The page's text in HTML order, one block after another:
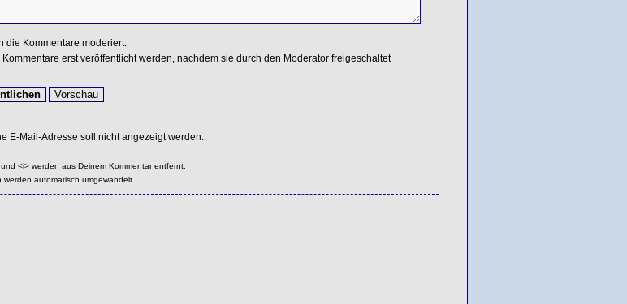
die Kommentare moderiert.
erst veröffentlicht werden, nachdem sie durch den Moderator freigeschaltet
E-Mail-Adresse soll nicht angezeigt werden.
<i> werden aus Deinem Kommentar entfernt.
werden automatisch umgewandelt.